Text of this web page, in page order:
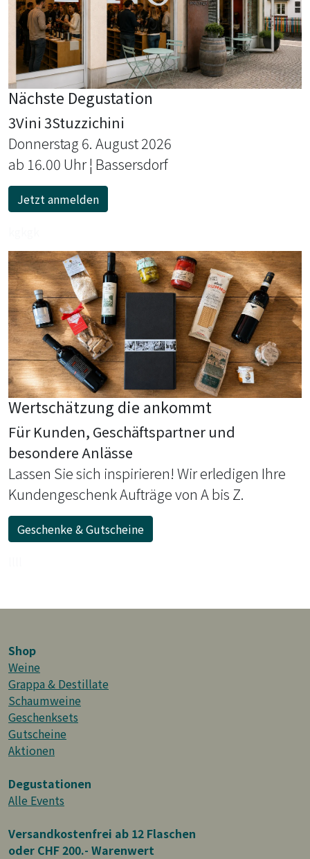
Nächste Degustation
3Vini 3Stuzzichini
Donnerstag 6. August 2026
ab 16.00 Uhr ¦ Bassersdorf
Jetzt anmelden
Wertschätzung die ankommt
Für Kunden, Geschäftspartner und
besondere Anlässe
Lassen Sie sich inspirieren! Wir erledigen Ihre
Kundengeschenk Aufträge von A bis Z.
Geschenke & Gutscheine
Shop
Weine
Grappa & Destillate
Schaumweine
Geschenksets
Gutscheine
Aktionen
Degustationen
Alle Events
Versandkostenfrei ab 12 Flaschen
oder CHF 200.- Warenwert